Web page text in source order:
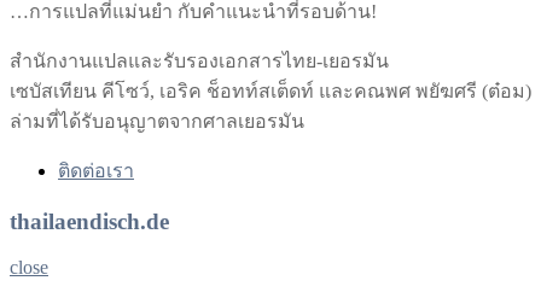
…การแปลที่แม่นยำ กับคำแนะนำที่รอบด้าน!
สำนักงานแปลและรับรองเอกสารไทย-เยอรมัน
เซบัสเทียน คีโซว์, เอริค ช็อทท์สเต็ดท์ และคณพศ พยัฆศรี (ต๋อม)
ล่ามที่ได้รับอนุญาตจากศาลเยอรมัน
ติดต่อเรา
thailaendisch.de
close